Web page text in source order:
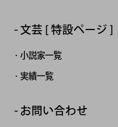
文芸 [ 特設ページ ]
小説家一覧
実績一覧
お問い合わせ